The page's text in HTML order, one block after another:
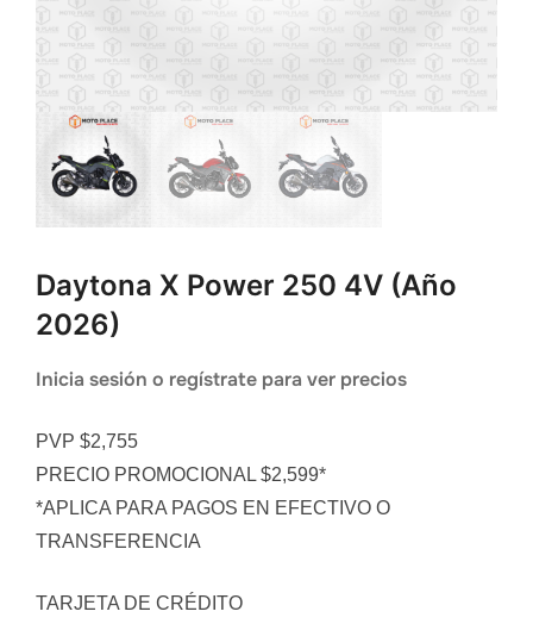
Daytona X Power 250 4V (año
2026)
Inicia sesión o regístrate para ver precios
PVP $2,755
PRECIO PROMOCIONAL $2,599*
*APLICA PARA PAGOS EN EFECTIVO O
TRANSFERENCIA
TARJETA DE CRÉDITO